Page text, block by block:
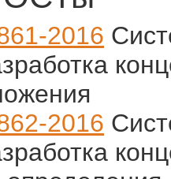
2016
2016